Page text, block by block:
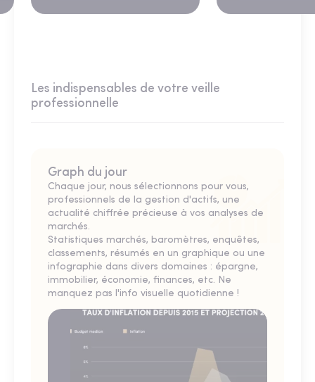
Les indispensables de votre veille
professionnelle
Graph du jour
Chaque jour, nous sélectionnons pour vous,
professionnels de la gestion d'actifs, une
actualité chiffrée précieuse à vos analyses de
marchés.
Statistiques marchés, baromètres, enquêtes,
classements, résumés en un graphique ou une
infographie dans divers domaines : épargne,
immobilier, économie, finances, etc. Ne
manquez pas l'info visuelle quotidienne !